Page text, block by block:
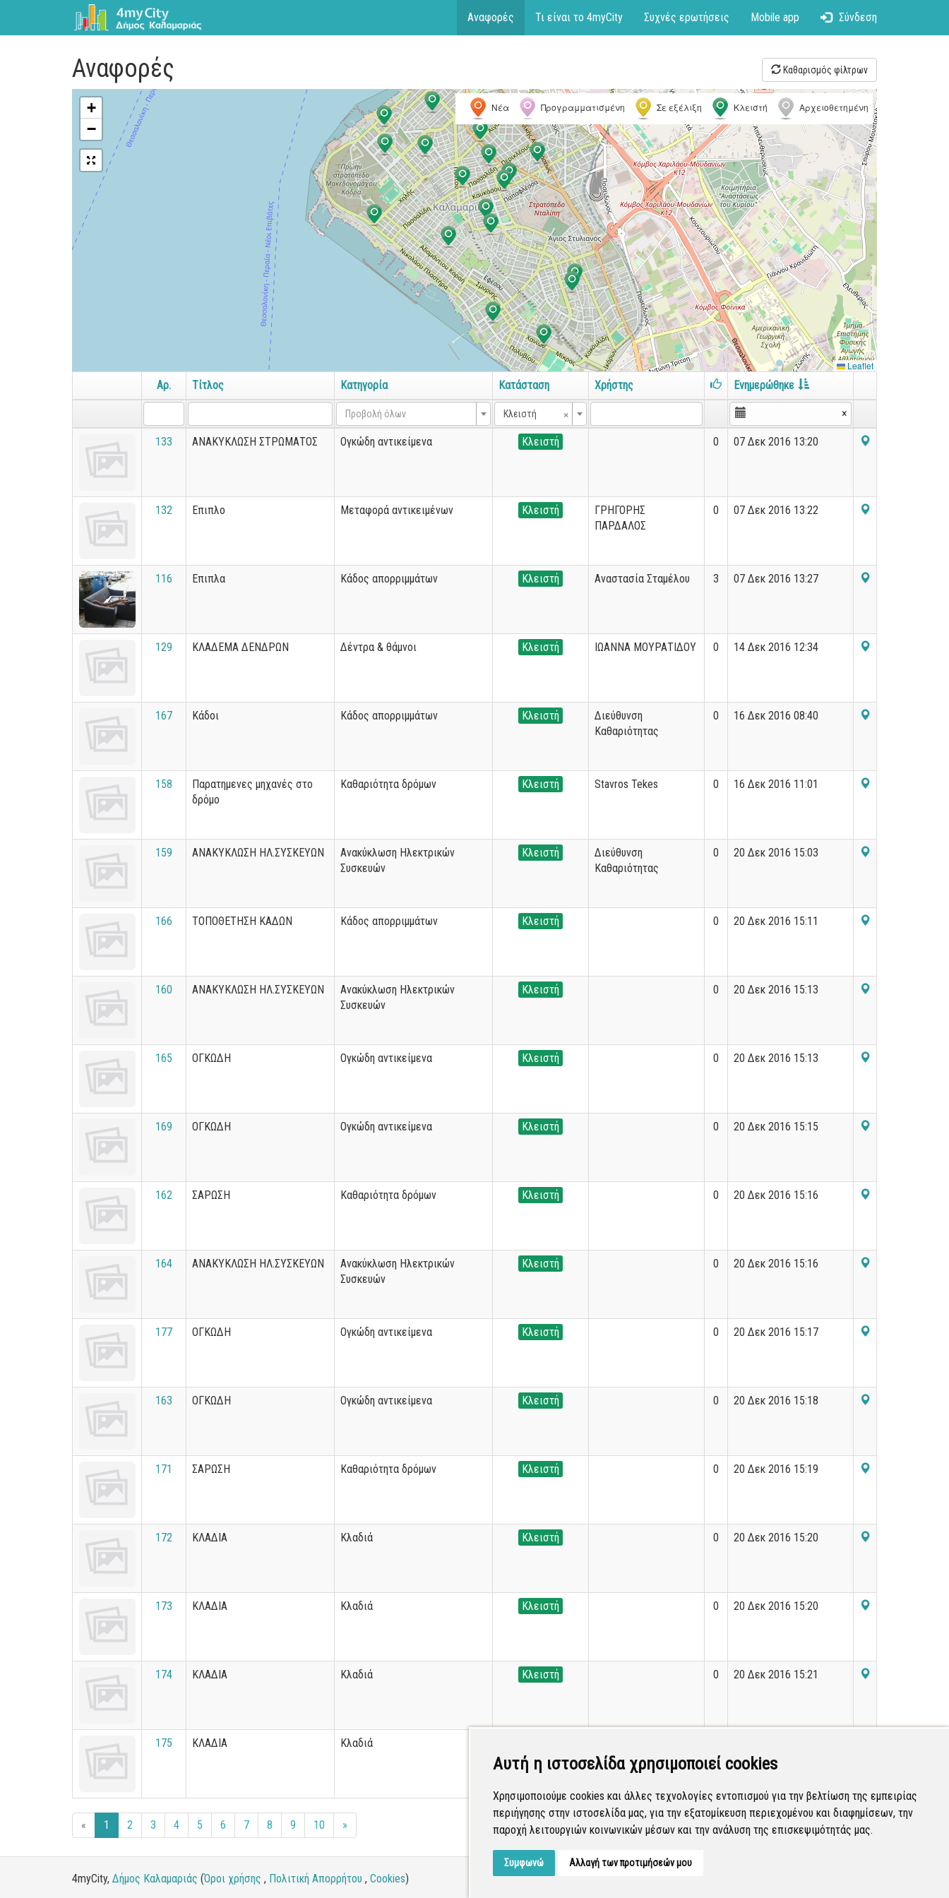
Αυτή η ιστοσελίδα χρησιμοποιεί cookies
Χρησιμοποιούμε cookies και άλλες τεχνολογίες εντοπισμού για την βελτίωση της εμπειρίας
περιήγησης στην ιστοσελίδα μας, για την εξατομίκευση περιεχομένου και διαφημίσεων, την
παροχή λειτουργιών κοινωνικών μέσων και την ανάλυση της επισκεψιμότητάς μας.
Συμφωνώ Αλλαγή των προτιμήσεών μου
Αναφορές Τι είναι το 4myCity Συχνές ερωτήσεις Mobile app Σύνδεση
Αναφορές Καθαρισμός φίλτρων
+
−
Νέα Προγραμματισμένη Σε εξέλιξη Κλειστή Αρχειοθετημένη
Leaflet
Αρ. Τίτλος Κατηγορία Κατάσταση Χρήστης Ενημερώθηκε
Προβολή όλων ×
Κλειστή ×
133 ΑΝΑΚΥΚΛΩΣΗ ΣΤΡΩΜΑΤΟΣ Ογκώδη αντικείμενα Κλειστή 0 07 Δεκ 2016 13:20
132 Επιπλο Μεταφορά αντικειμένων Κλειστή
ΓΡΗΓΟΡΗΣ
ΠΑΡΔΑΛΟΣ
0 07 Δεκ 2016 13:22
116 Επιπλα Κάδος απορριμμάτων Κλειστή Αναστασία Σταμέλου 3 07 Δεκ 2016 13:27
129 ΚΛΑΔΕΜΑ ΔΕΝΔΡΩΝ Δέντρα & θάμνοι Κλειστή ΙΩΑΝΝΑ ΜΟΥΡΑΤΙΔΟΥ 0 14 Δεκ 2016 12:34
167 Κάδοι Κάδος απορριμμάτων Κλειστή
Διεύθυνση
Καθαριότητας
0 16 Δεκ 2016 08:40
158
Παρατημενες μηχανές στο
δρόμο
Καθαριότητα δρόμων Κλειστή Stavros Tekes 0 16 Δεκ 2016 11:01
159 ΑΝΑΚΥΚΛΩΣΗ ΗΛ.ΣΥΣΚΕΥΩΝ
Ανακύκλωση Ηλεκτρικών
Συσκευών
Κλειστή
Διεύθυνση
Καθαριότητας
0 20 Δεκ 2016 15:03
166 ΤΟΠΟΘΕΤΗΣΗ ΚΑΔΩΝ Κάδος απορριμμάτων Κλειστή 0 20 Δεκ 2016 15:11
160 ΑΝΑΚΥΚΛΩΣΗ ΗΛ.ΣΥΣΚΕΥΩΝ
Ανακύκλωση Ηλεκτρικών
Συσκευών
Κλειστή 0 20 Δεκ 2016 15:13
165 ΟΓΚΩΔΗ Ογκώδη αντικείμενα Κλειστή 0 20 Δεκ 2016 15:13
169 ΟΓΚΩΔΗ Ογκώδη αντικείμενα Κλειστή 0 20 Δεκ 2016 15:15
162 ΣΑΡΩΣΗ Καθαριότητα δρόμων Κλειστή 0 20 Δεκ 2016 15:16
164 ΑΝΑΚΥΚΛΩΣΗ ΗΛ.ΣΥΣΚΕΥΩΝ
Ανακύκλωση Ηλεκτρικών
Συσκευών
Κλειστή 0 20 Δεκ 2016 15:16
177 ΟΓΚΩΔΗ Ογκώδη αντικείμενα Κλειστή 0 20 Δεκ 2016 15:17
163 ΟΓΚΩΔΗ Ογκώδη αντικείμενα Κλειστή 0 20 Δεκ 2016 15:18
171 ΣΑΡΩΣΗ Καθαριότητα δρόμων Κλειστή 0 20 Δεκ 2016 15:19
172 ΚΛΑΔΙΑ Κλαδιά Κλειστή 0 20 Δεκ 2016 15:20
173 ΚΛΑΔΙΑ Κλαδιά Κλειστή 0 20 Δεκ 2016 15:20
174 ΚΛΑΔΙΑ Κλαδιά Κλειστή 0 20 Δεκ 2016 15:21
175 ΚΛΑΔΙΑ Κλαδιά
« 1 2 3 4 5 6 7 8 9 10 » Εμφανίζονται1-20από36.090εγγραφές.
4myCity, Δήμος Καλαμαριάς (Όροι χρήσης , Πολιτική Απορρήτου , Cookies)